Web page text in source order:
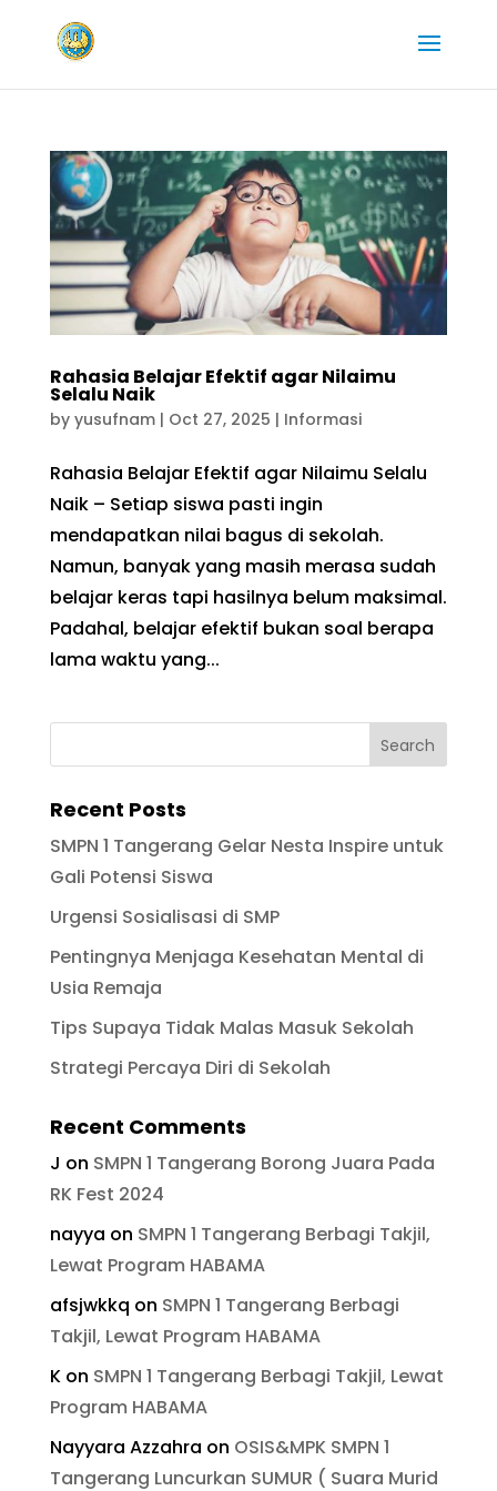
Rahasia Belajar Efektif agar Nilaimu
Selalu Naik
by yusufnam| Oct 27, 2025 | Informasi
Rahasia Belajar Efektif agar Nilaimu Selalu
Naik – Setiap siswa pasti ingin
mendapatkan nilai bagus di sekolah.
Namun, banyak yang masih merasa sudah
belajar keras tapi hasilnya belum maksimal.
Padahal, belajar efektif bukan soal berapa
lama waktu yang...
Recent Posts
SMPN 1 Tangerang Gelar Nesta Inspire untuk
Gali Potensi Siswa
Urgensi Sosialisasi di SMP
Pentingnya Menjaga Kesehatan Mental di
Usia Remaja
Tips Supaya Tidak Malas Masuk Sekolah
Strategi Percaya Diri di Sekolah
Recent Comments
J on SMPN 1 Tangerang Borong Juara Pada
RK Fest 2024
nayya on SMPN 1 Tangerang Berbagi Takjil,
Lewat Program HABAMA
afsjwkkq on SMPN 1 Tangerang Berbagi
Takjil, Lewat Program HABAMA
Kon SMPN 1 Tangerang Berbagi Takjil, Lewat
Program HABAMA
Nayyara Azzahra on OSIS&MPK SMPN 1
Tangerang Luncurkan SUMUR ( Suara Murid